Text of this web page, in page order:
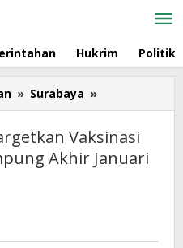
Hukrim Politik
» Surabaya »
Surabaya
Vaksinasi
SDM
Vaksinasi
Akhir Januari